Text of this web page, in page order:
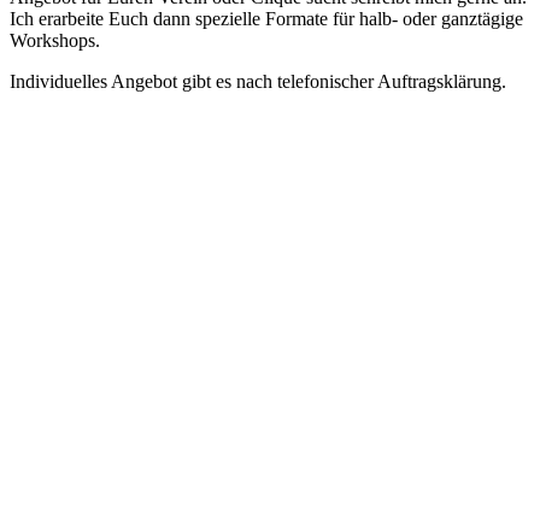
Ich erarbeite Euch dann spezielle Formate für halb- oder ganztägige
Workshops.
Individuelles Angebot gibt es nach telefonischer Auftragsklärung.